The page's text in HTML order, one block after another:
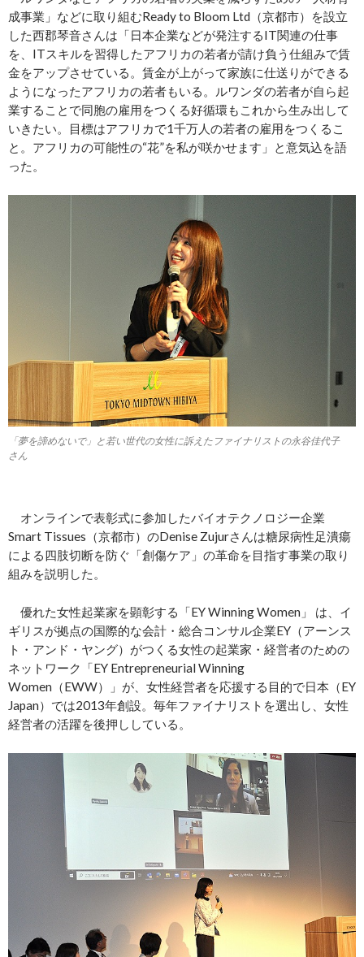
成事業」などに取り組むReady to Bloom Ltd（京都市）を設立
した西郡琴音さんは「日本企業などが発注するIT関連の仕事
を、ITスキルを習得したアフリカの若者が請け負う仕組みで賃
金をアップさせている。賃金が上がって家族に仕送りができる
ようになったアフリカの若者もいる。ルワンダの若者が自ら起
業することで同胞の雇用をつくる好循環もこれから生み出して
いきたい。目標はアフリカで1千万人の若者の雇用をつくるこ
と。アフリカの可能性の“花”を私が咲かせます」と意気込を語
った。
「夢を諦めないで」と若い世代の女性に訴えたファイナリストの永谷佳代子
さん
オンラインで表彰式に参加したバイオテクノロジー企業
Smart Tissues（京都市）のDenise Zujurさんは糖尿病性足潰瘍
による四肢切断を防ぐ「創傷ケア」の革命を目指す事業の取り
組みを説明した。
優れた女性起業家を顕彰する「EY Winning Women」 は、イ
ギリスが拠点の国際的な会計・総合コンサル企業EY（アーンス
ト・アンド・ヤング）がつくる女性の起業家・経営者のための
ネットワーク「EY Entrepreneurial Winning
Women（EWW）」が、女性経営者を応援する目的で日本（EY
Japan）では2013年創設。毎年ファイナリストを選出し、女性
経営者の活躍を後押ししている。